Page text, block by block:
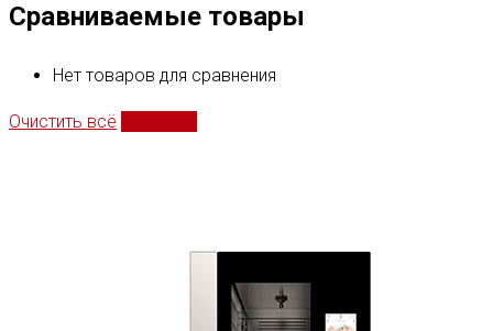
Сравниваемые товары
Нет товаров для сравнения
Очистить всё